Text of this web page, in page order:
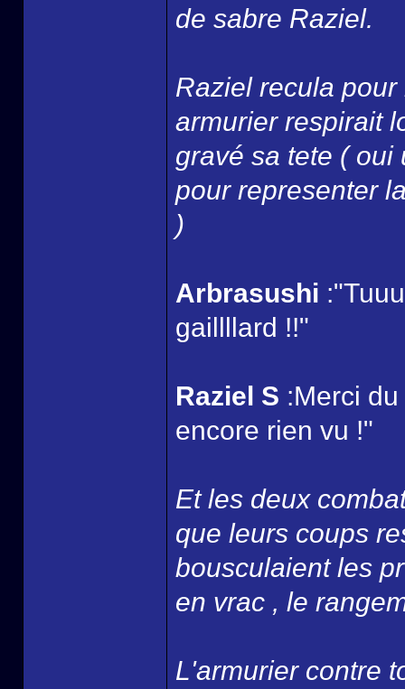
de sabre Raziel.
Raziel recula
armurier respirait
gravé sa tete ( oui
pour representer
)
Arbrasushi
gaillllard !!"
Raziel S :Merci
encore rien vu !"
Et les deux
que leurs coups
bousculaient les
en vrac , le
L'armurier contre